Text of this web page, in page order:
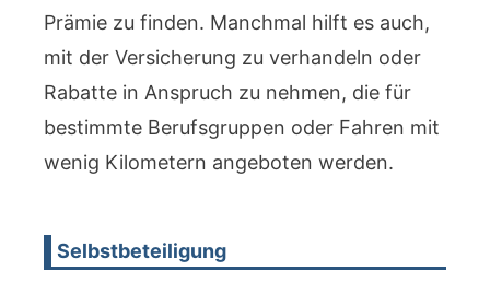
Prämie zu finden. Manchmal hilft es auch,
mit der Versicherung zu verhandeln oder
Rabatte in Anspruch zu nehmen, die für
bestimmte Berufsgruppen oder Fahren mit
wenig Kilometern angeboten werden.
Selbstbeteiligung